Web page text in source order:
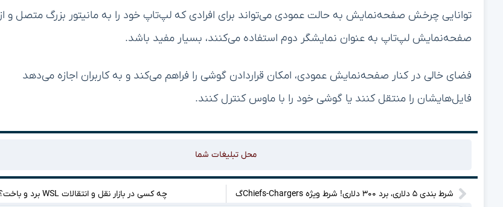
توانایی چرخش صفحه‌نمایش به حالت عمودی می‌تواند برای افرادی که لپ‌تاپ خود را به مانیتور بزرگ متصل و از
صفحه‌نمایش لپ‌تاپ به عنوان نمایشگر دوم استفاده می‌کنند، بسیار مفید باشد.
فضای خالی در کنار صفحه‌نمایش عمودی، امکان قراردادن گوشی را فراهم می‌کند و به کاربران اجازه می‌دهد
فایل‌هایشان را منتقل کنند یا گوشی خود را با ماوس کنترل کنند.
محل تبلیغات شما
شرط بندی ۵ دلاری، برد ۳۰۰ دلاری! شرط ویژه Chiefs-Chargersگ چه کسی در بازار نقل و انتقالات WSL برد و باخت؟